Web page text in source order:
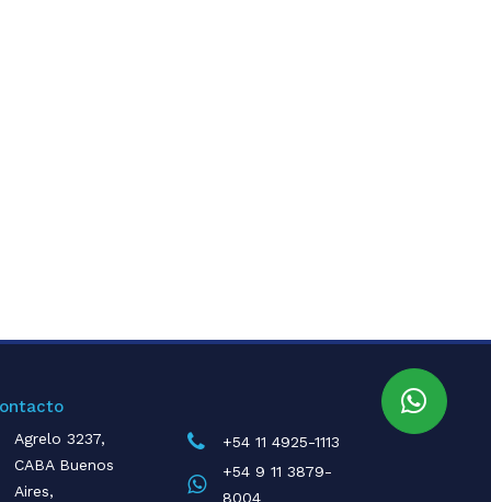
Agrelo 3237,
CABA Buenos
Aires,
+54 11 4925-1113
+54 9 11 3879-
8004